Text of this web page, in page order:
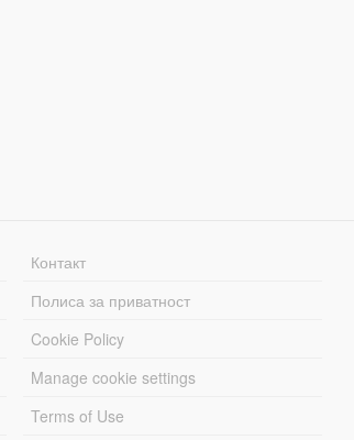
Контакт
Полиса за приватност
Cookie Policy
Manage cookie settings
Terms of Use